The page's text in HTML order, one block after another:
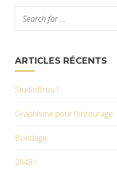
ARTICLES RÉCENTS
StudioBrou !
Graphisme pour l’entourage
Bondage
2048 !